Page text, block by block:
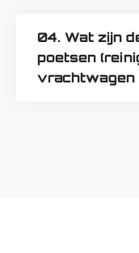
04. Wat zijn
poetsen
vrachtwagen